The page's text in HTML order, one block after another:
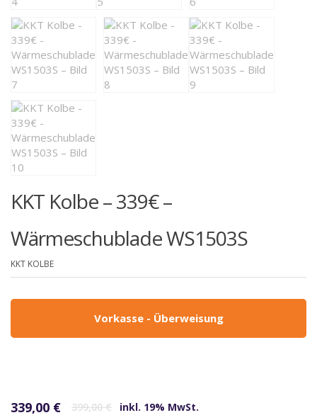
KKT Kolbe – 339€ –
Wärmeschublade WS1503S
KKT KOLBE
Vorkasse - Überweisung
399,00€
339,00 € inkl. 19% MwSt.